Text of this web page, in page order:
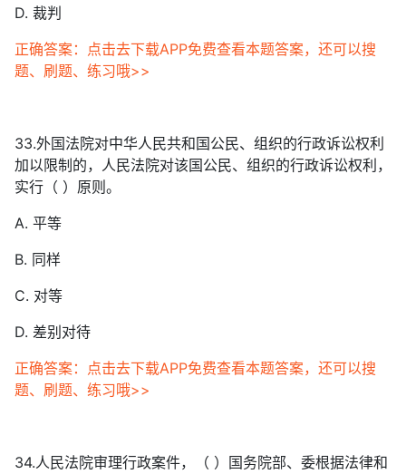
D. 裁判
正确答案：点击去下载APP免费查看本题答案，还可以搜
题、刷题、练习哦>>
33.外国法院对中华人民共和国公民、组织的行政诉讼权利
加以限制的，人民法院对该国公民、组织的行政诉讼权利，
实行（ ）原则。
A. 平等
B. 同样
C. 对等
D. 差别对待
正确答案：点击去下载APP免费查看本题答案，还可以搜
题、刷题、练习哦>>
34.人民法院审理行政案件，（ ）国务院部、委根据法律和